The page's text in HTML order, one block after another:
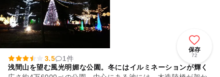
保存
72
3.5
1件
浅間山を望む風光明媚な公園。冬にはイルミネーションが輝く